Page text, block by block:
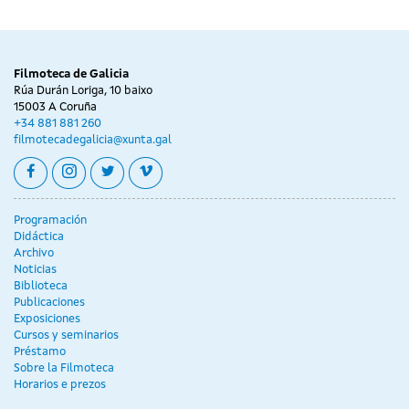
Filmoteca de Galicia
Rúa Durán Loriga, 10 baixo
15003 A Coruña
+34 881 881 260
filmotecadegalicia@xunta.gal
facebookinstagram
twittervimeo
Programación
Didáctica
Archivo
Noticias
Biblioteca
Publicaciones
Exposiciones
Cursos y seminarios
Préstamo
Sobre la Filmoteca
Horarios e prezos